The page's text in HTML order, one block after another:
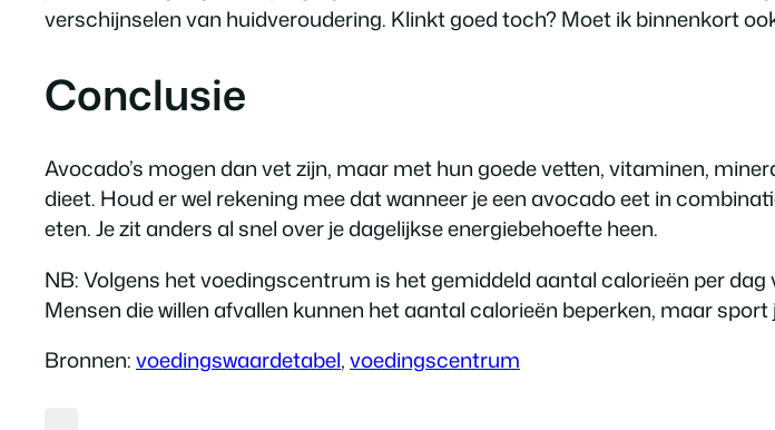
verschijnselen van huidveroudering. Klinkt goed toch? Moet ik binnenkort
Conclusie
Avocado’s mogen dan vet zijn, maar met hun goede vetten, vitaminen,
dieet. Houd er wel rekening mee dat wanneer je een avocado eet in
eten. Je zit anders al snel over je dagelijkse energiebehoefte heen.
NB: Volgens het voedingscentrum is het gemiddeld aantal calorieën per
Mensen die willen afvallen kunnen het aantal calorieën beperken, maar
Bronnen:voedingswaardetabel,voedingscentrum